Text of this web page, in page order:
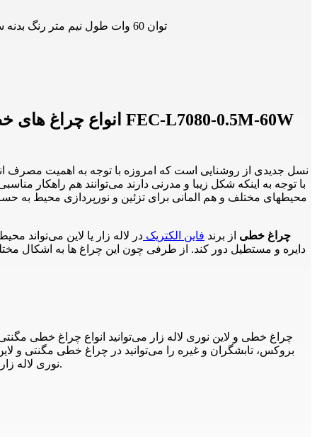
چراغ خطی آویز شش ضلعی 60 وات نیم متری فاین الکتریک مدل FEC-L7080-0.5M-60W توان 60 وات طول نیم متر رنگ بدنه سفید و مشکی رنگ نور آفتابی، مهتابی و یخی آویز
محیطهای مختلف و هم المانی برای تزئین و نورپردازی محیط به
لاین نوری آویز شش ضلعی 60 وات نیم متری فاین الکتریک FEC-L7080-0.5M-60W چراغ خطی از برند فاین الکتریک در لاله زار یا لاین می‌تواند
دایره و مستطیل دور کند. از طرفی چون این چراغ ها به اشکال
نوری لالهو لاین نوری لاله زار را مشاهده می‌کنید.